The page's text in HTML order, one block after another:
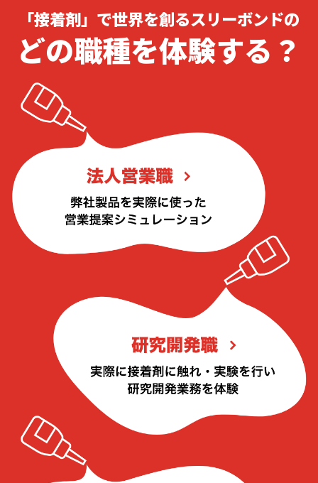
「接着剤」で世界を創るスリーボンドの
どの職種を体験する？